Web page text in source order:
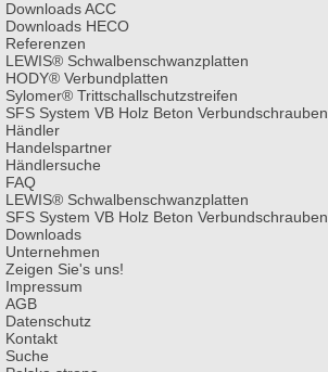
Downloads ACC
Downloads HECO
Referenzen
LEWIS® Schwalben­schwanz­platten
HODY® Verbund­platten
Sylomer® Tritt­schall­schutzstreifen
SFS System VB Holz Beton Verbund­schrauben
Händler
Handelspartner
Händlersuche
FAQ
LEWIS® Schwalben­schwanz­platten
SFS System VB Holz Beton Verbund­schrauben
Downloads
Unternehmen
Zeigen Sie's uns!
Impressum
AGB
Datenschutz
Kontakt
Suche